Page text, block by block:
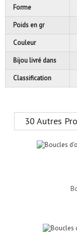
Forme
Poids en gr
Couleur
Bijou livré dans
Classification
30 Autres